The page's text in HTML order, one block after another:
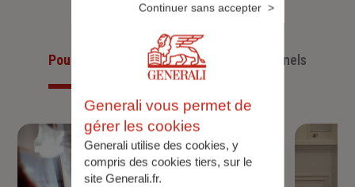
Pour les particuliersPour les professionnels
Generali vous permet de
gérer les cookies
Generali utilise des cookies, y
compris des cookies tiers, sur le
site Generali.fr.
Continuer sans accepter